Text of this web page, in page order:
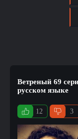
Ветреный 69
русском языке
12 3